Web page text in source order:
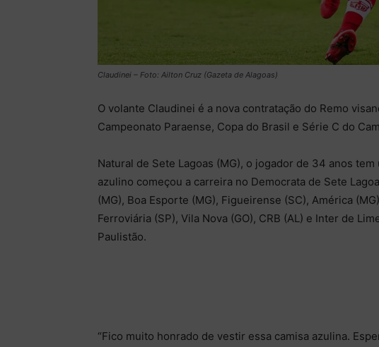
Claudinei – Foto: Ailton Cruz (Gazeta de Alagoas)
O volante Claudinei é a nova contratação do Remo
Campeonato Paraense, Copa do Brasil e Série C do
Natural de Sete Lagoas (MG), o jogador de 34 anos
azulino começou a carreira no Democrata de Sete
(MG), Boa Esporte (MG), Figueirense (SC), América
Ferroviária (SP), Vila Nova (GO), CRB (AL) e Inter de
Paulistão.
“Fico muito honrado de vestir essa camisa azulina.